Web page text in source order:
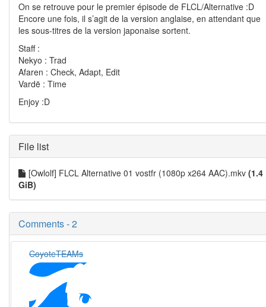
On se retrouve pour le premier épisode de FLCL/Alternative :D
Encore une fois, il s’agit de la version anglaise, en attendant que
les sous-titres de la version japonaise sortent.
Staff :
Nekyo : Trad
Afaren : Check, Adapt, Edit
Vardë : Time
Enjoy :D
File list
[Owlolf] FLCL Alternative 01 vostfr (1080p x264 AAC).mkv (1.4
GiB)
Comments - 2
CoyoteTEAMs